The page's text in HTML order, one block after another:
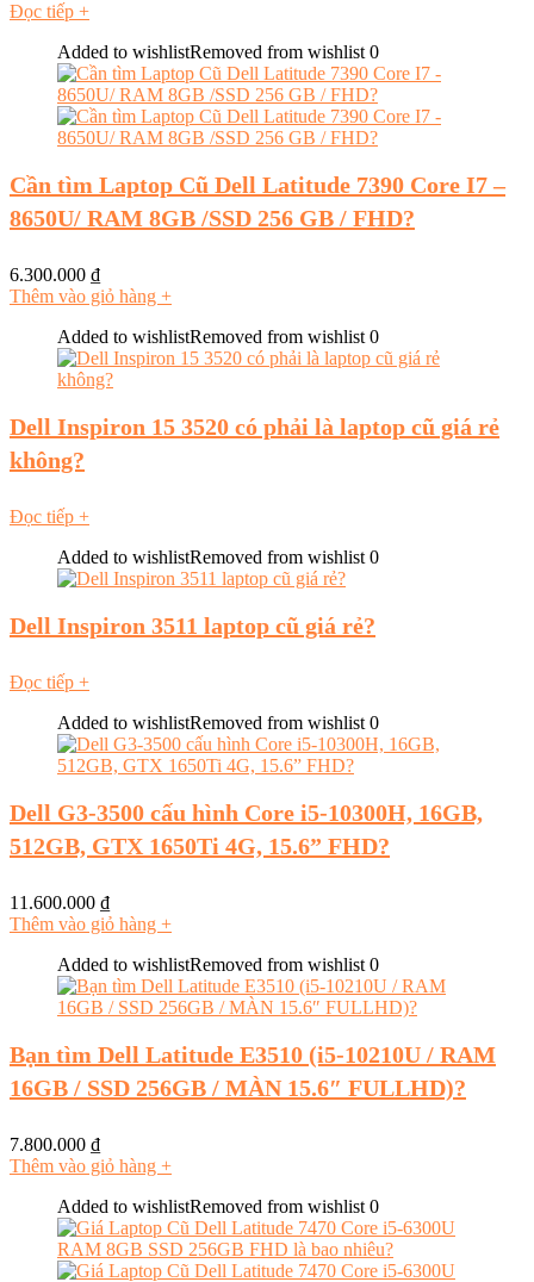
Đọc tiếp +
Added to wishlistRemoved from wishlist 0
Cần tìm Laptop Cũ Dell Latitude 7390 Core I7 –
8650U/ RAM 8GB /SSD 256 GB / FHD?
6.300.000 ₫
Thêm vào giỏ hàng +
Added to wishlistRemoved from wishlist 0
Dell Inspiron 15 3520 có phải là laptop cũ giá rẻ
không?
Đọc tiếp +
Added to wishlistRemoved from wishlist 0
Dell Inspiron 3511 laptop cũ giá rẻ?
Đọc tiếp +
Added to wishlistRemoved from wishlist 0
Dell G3-3500 cấu hình Core i5-10300H, 16GB,
512GB, GTX 1650Ti 4G, 15.6” FHD?
11.600.000 ₫
Thêm vào giỏ hàng +
Added to wishlistRemoved from wishlist 0
Bạn tìm Dell Latitude E3510 (i5-10210U / RAM
16GB / SSD 256GB / MÀN 15.6″ FULLHD)?
7.800.000 ₫
Thêm vào giỏ hàng +
Added to wishlistRemoved from wishlist 0